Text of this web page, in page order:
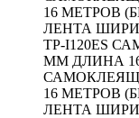
16 МЕТРОВ
ЛЕНТА
TP-I120ES
ММ ДЛИНА 16
16 МЕТРОВ
ЛЕНТА